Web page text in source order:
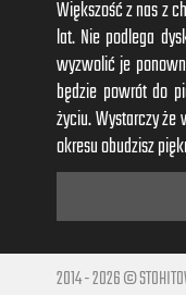
Większość z nas z
lat. Nie podlega
wyzwolić je
będzie powrót do
życiu. Wystarczy
okresu obudzisz
2014 - 2026 ©